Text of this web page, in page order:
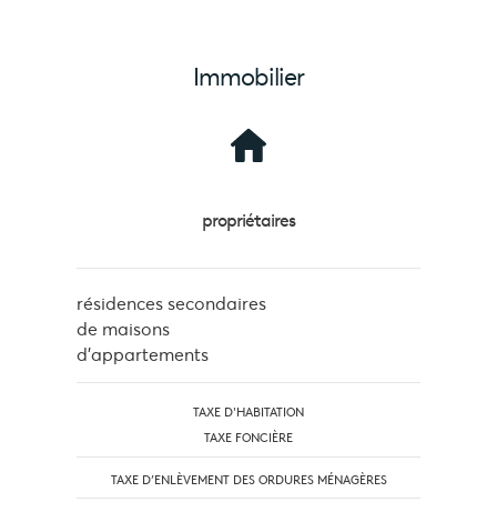
Immobilier
propriétaires
résidences secondaires
de maisons
d'appartements
TAXE D'HABITATION
TAXE FONCIÈRE
TAXE D’ENLÈVEMENT DES ORDURES MÉNAGÈRES